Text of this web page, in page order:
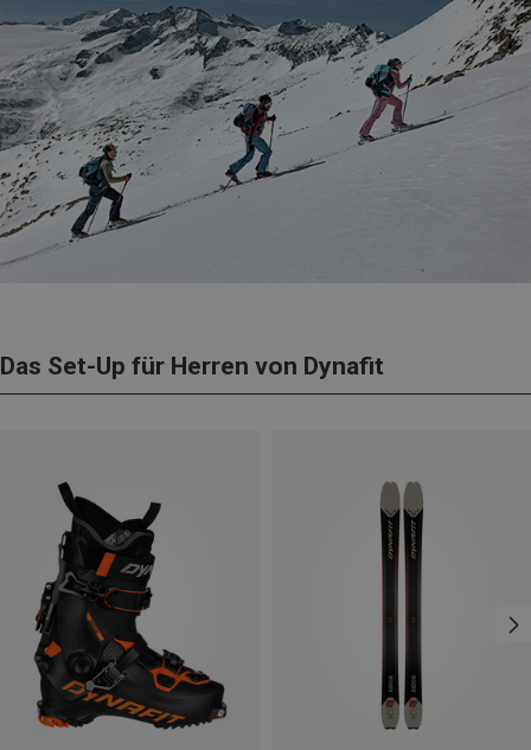
Das Set-Up für Herren von Dynafit